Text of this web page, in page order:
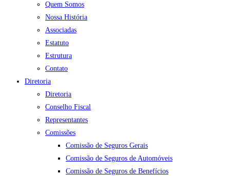
Quem Somos
Nossa História
Associadas
Estatuto
Estrutura
Contato
Diretoria
Diretoria
Conselho Fiscal
Representantes
Comissões
Comissão de Seguros Gerais
Comissão de Seguros de Automóveis
Comissão de Seguros de Benefícios